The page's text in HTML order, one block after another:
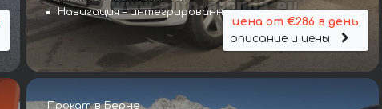
Навигация – интегрированная
цена от €286 в день
описание и цены
Прокат в Берне